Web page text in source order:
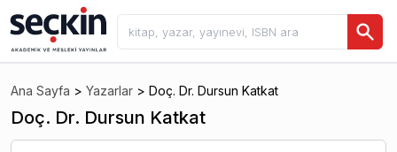
Ana Sayfa > Yazarlar > Doç. Dr. Dursun Katkat
Doç. Dr. Dursun Katkat